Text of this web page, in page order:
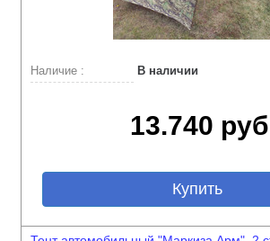
Наличие : В наличии
13.740
Купить